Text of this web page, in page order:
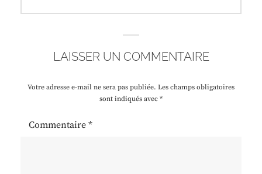
LAISSER UN COMMENTAIRE
Votre adresse e-mail ne sera pas publiée. Les champs obligatoires
sont indiqués avec *
Commentaire *